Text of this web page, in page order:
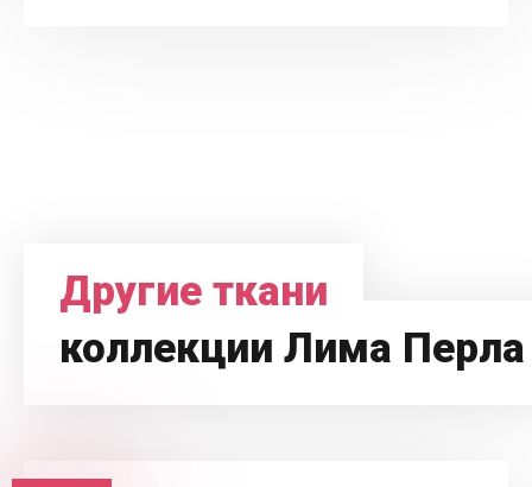
Другие ткани
коллекции Лима Перла